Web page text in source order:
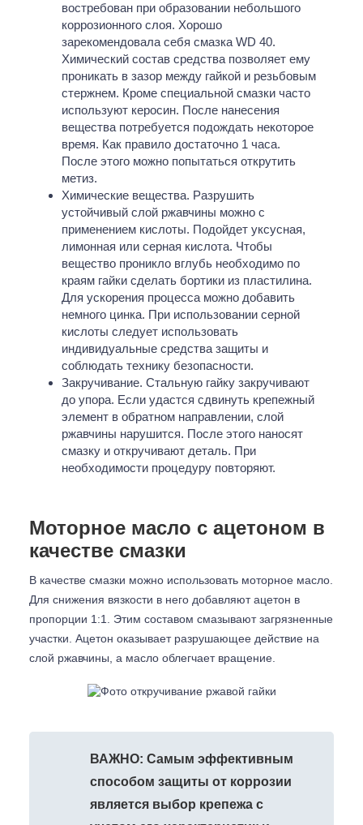
востребован при образовании небольшого
коррозионного слоя. Хорошо
зарекомендовала себя смазка WD 40.
Химический состав средства позволяет ему
проникать в зазор между гайкой и резьбовым
стержнем. Кроме специальной смазки часто
используют керосин. После нанесения
вещества потребуется подождать некоторое
время. Как правило достаточно 1 часа.
После этого можно попытаться открутить
метиз.
Химические вещества. Разрушить
устойчивый слой ржавчины можно с
применением кислоты. Подойдет уксусная,
лимонная или серная кислота. Чтобы
вещество проникло вглубь необходимо по
краям гайки сделать бортики из пластилина.
Для ускорения процесса можно добавить
немного цинка. При использовании серной
кислоты следует использовать
индивидуальные средства защиты и
соблюдать технику безопасности.
Закручивание. Стальную гайку закручивают
до упора. Если удастся сдвинуть крепежный
элемент в обратном направлении, слой
ржавчины нарушится. После этого наносят
смазку и откручивают деталь. При
необходимости процедуру повторяют.
Моторное масло с ацетоном в
качестве смазки
В качестве смазки можно использовать моторное масло.
Для снижения вязкости в него добавляют ацетон в
пропорции 1:1. Этим составом смазывают загрязненные
участки. Ацетон оказывает разрушающее действие на
слой ржавчины, а масло облегчает вращение.
ВАЖНО: Самым эффективным
способом защиты от коррозии
является выбор крепежа с